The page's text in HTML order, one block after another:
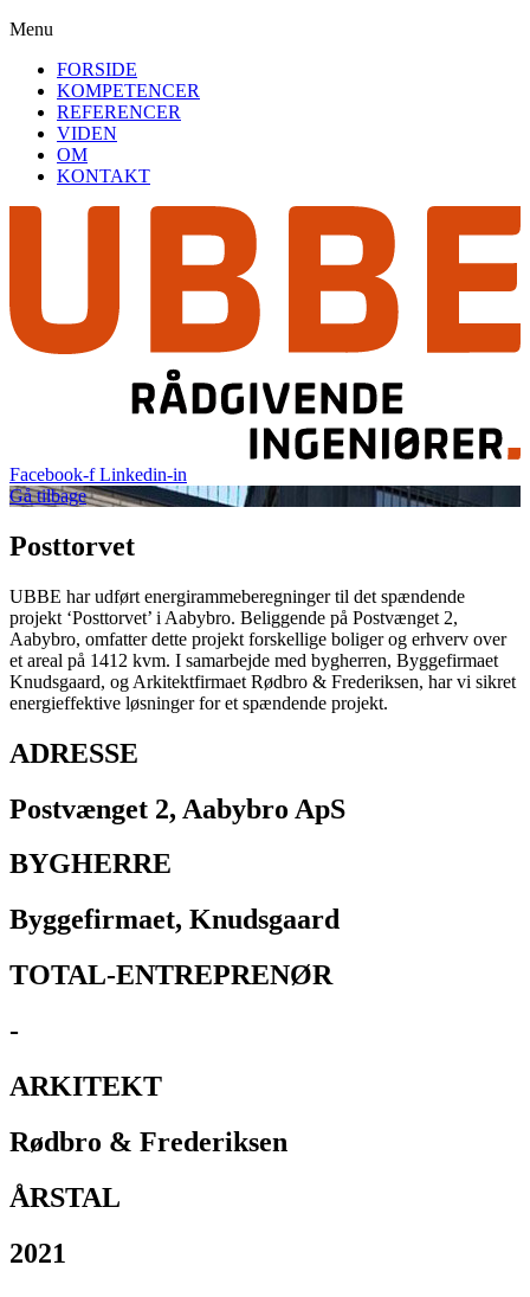
Menu
FORSIDE
KOMPETENCER
REFERENCER
VIDEN
OM
KONTAKT
Facebook-f Linkedin-in
Gå tilbage
Posttorvet
UBBE har udført energirammeberegninger til det spændende
projekt ‘Posttorvet’ i Aabybro. Beliggende på Postvænget 2,
Aabybro, omfatter dette projekt forskellige boliger og erhverv over
et areal på 1412 kvm. I samarbejde med bygherren, Byggefirmaet
Knudsgaard, og Arkitektfirmaet Rødbro & Frederiksen, har vi sikret
energieffektive løsninger for et spændende projekt.
ADRESSE​
Postvænget 2, Aabybro ApS
BYGHERRE​
Byggefirmaet, Knudsgaard​
TOTAL-ENTREPRENØR
-
ARKITEKT​
Rødbro & Frederiksen
ÅRSTAL​
2021